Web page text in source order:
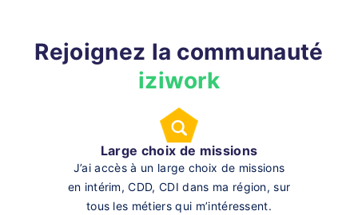
Rejoignez la communauté
iziwork
Large choix de missions
J’ai accès à un large choix de missions
en intérim, CDD, CDI dans ma région, sur
tous les métiers qui m’intéressent.